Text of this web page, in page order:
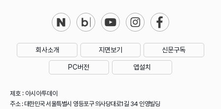
회사소개 지면보기 신문구독
PC버전 앱설치
제호 : 아시아투데이
주소 : 대한민국 서울특별시 영등포구 의사당대로1길 34 인영빌딩